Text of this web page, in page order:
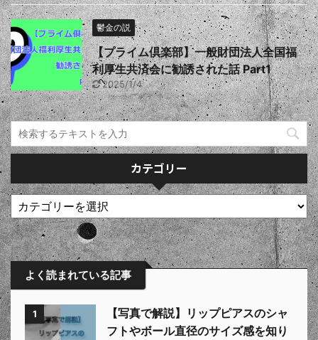
鬱金の説
【プライム倶楽部】一般財団法人全国福
利厚生共済会に勧誘された話 Part1
2025/1/4
カテゴリー
よく読まれている記事
1
【写真で解説】リップピアスのシャ
フトやボール直径のサイズ感を知り